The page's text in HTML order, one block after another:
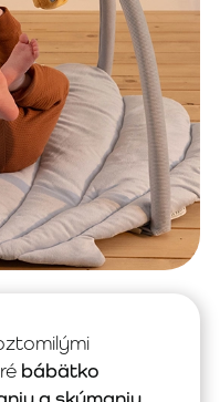
bábätko